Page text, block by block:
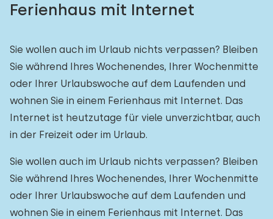
Ferienhaus mit Internet
Sie wollen auch im Urlaub nichts verpassen? Bleiben
Sie während Ihres Wochenendes, Ihrer Wochenmitte
oder Ihrer Urlaubswoche auf dem Laufenden und
wohnen Sie in einem Ferienhaus mit Internet. Das
Internet ist heutzutage für viele unverzichtbar, auch
in der Freizeit oder im Urlaub.
Sie wollen auch im Urlaub nichts verpassen? Bleiben
Sie während Ihres Wochenendes, Ihrer Wochenmitte
oder Ihrer Urlaubswoche auf dem Laufenden und
wohnen Sie in einem Ferienhaus mit Internet. Das